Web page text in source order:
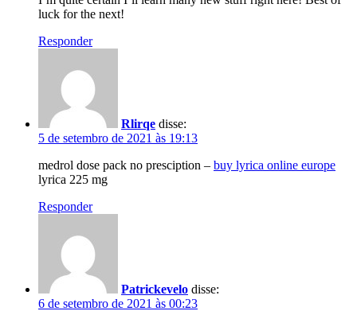
luck for the next!
Responder
Rlirqe disse:
5 de setembro de 2021 às 19:13
medrol dose pack no presciption – buy lyrica online europe
lyrica 225 mg
Responder
Patrickevelo disse:
6 de setembro de 2021 às 00:23